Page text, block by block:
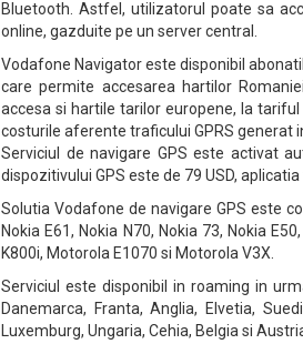
Bluetooth. Astfel, utilizatorul poate sa
online, gazduite pe un server central.
Vodafone Navigator este disponibil
care permite accesarea hartilor
accesa si hartile tarilor europene, la
costurile aferente traficului GPRS generat
Serviciul de navigare GPS este activat
dispozitivului GPS este de 79 USD,
Solutia Vodafone de navigare GPS este
Nokia E61, Nokia N70, Nokia 73, Nokia
K800i, Motorola E1070 si Motorola V3X.
Serviciul este disponibil in roaming in
Danemarca, Franta, Anglia, Elvetia,
Luxemburg, Ungaria, Cehia, Belgia si